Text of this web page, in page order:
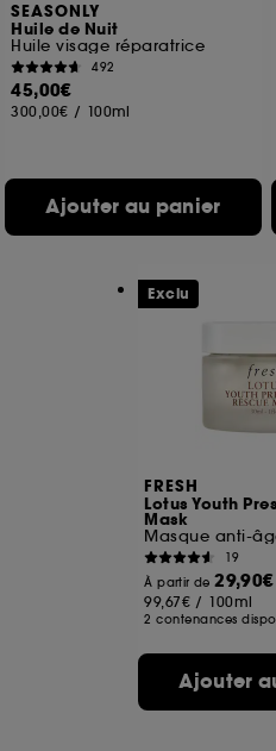
SEASONLY
Huile de Nuit
Huile visage réparatrice
492
45,00€
300,00€ / 100ml
Ajouter au panier
FRESH
Lotus Youth
Mask
19
À partir de29,90€
99,67€ / 100ml
2 contenances
Ajouter
Exclu